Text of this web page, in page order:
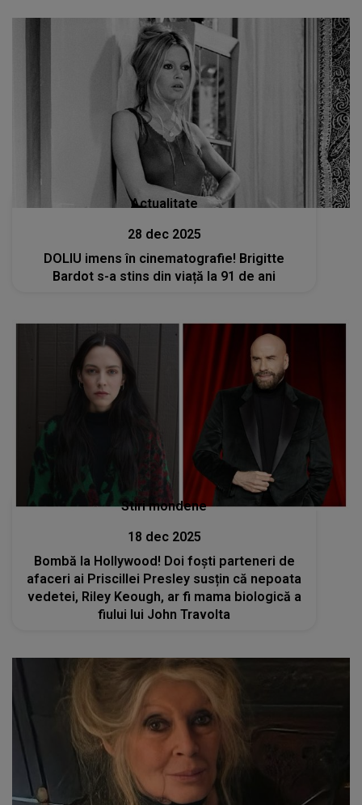
Actualitate
28 dec 2025
DOLIU imens în cinematografie! Brigitte
Bardot s-a stins din viață la 91 de ani
Stiri mondene
18 dec 2025
Bombă la Hollywood! Doi foști parteneri de
afaceri ai Priscillei Presley susțin că nepoata
vedetei, Riley Keough, ar fi mama biologică a
fiului lui John Travolta